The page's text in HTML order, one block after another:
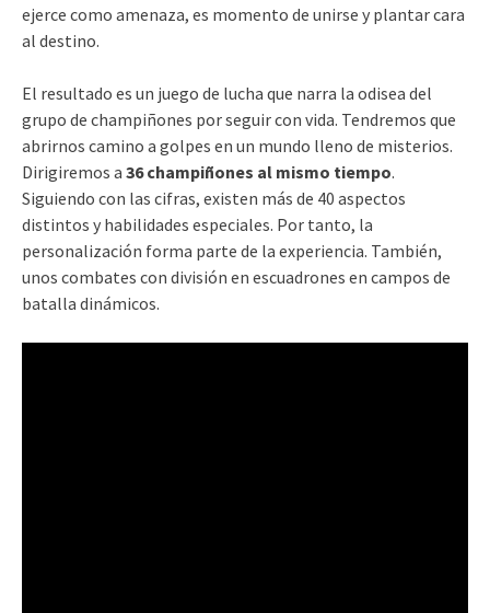
ejerce como amenaza, es momento de unirse y plantar cara
al destino.
El resultado es un juego de lucha que narra la odisea del
grupo de champiñones por seguir con vida. Tendremos que
abrirnos camino a golpes en un mundo lleno de misterios.
Dirigiremos a 36 champiñones al mismo tiempo.
Siguiendo con las cifras, existen más de 40 aspectos
distintos y habilidades especiales. Por tanto, la
personalización forma parte de la experiencia. También,
unos combates con división en escuadrones en campos de
batalla dinámicos.